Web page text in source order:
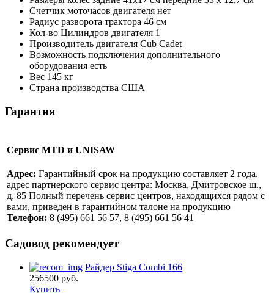
Счетчик моточасов двигателя нет
Радиус разворота трактора 46 см
Кол-во Цилиндров двигателя 1
Производитель двигателя Cub Cadet
Возможность подключения дополнительного
оборудования есть
Вес 145 кг
Страна производства США
Гарантия
Сервис MTD и UNISAW
Адрес: Гарантийный срок на продукцию составляет 2 года.
адрес партнерского сервис центра: Москва, Дмитровское ш.,
д. 85 Полный перечень сервис центров, находящихся рядом с
вами, приведен в гарантийном талоне на продукцию
Телефон: 8 (495) 661 56 57, 8 (495) 661 56 41
Садовод рекомендует
Райдер Stiga Combi 166
256500 руб.
Купить